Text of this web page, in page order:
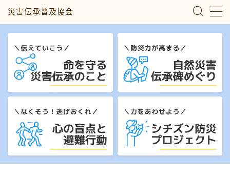
災害伝承普及協会
MENU
災害伝承のこと
自然災害伝承碑めぐり
心の盲点と避難行動
シチズン防災プロジェクト